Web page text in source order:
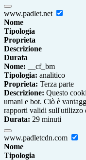
www.padlet.net
Nome
Tipologia
Proprieta
Descrizione
Durata
Nome: __cf_bm
Tipologia: analitico
Proprieta: Terza parte
Descrizione: Questo
umani e bot. Ciò è
rapporti validi sull'utilizzo
Durata: 29 minuti
www.padletcdn.com
Nome
Tipologia